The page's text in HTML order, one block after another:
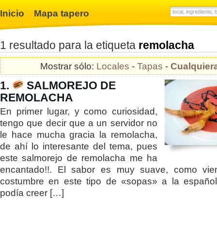
Inicio Mapa tapero
1 resultado para la etiqueta remolacha
Mostrar sólo: Locales - Tapas -
1.
SALMOREJO DE
REMOLACHA
En primer lugar, y como curiosidad,
tengo que decir que a un servidor no
le hace mucha gracia la remolacha,
de ahí lo interesante del tema, pues
este salmorejo de remolacha me ha
encantado!!. El sabor es muy suave, como
costumbre en este tipo de «sopas» a la
podía creer […]